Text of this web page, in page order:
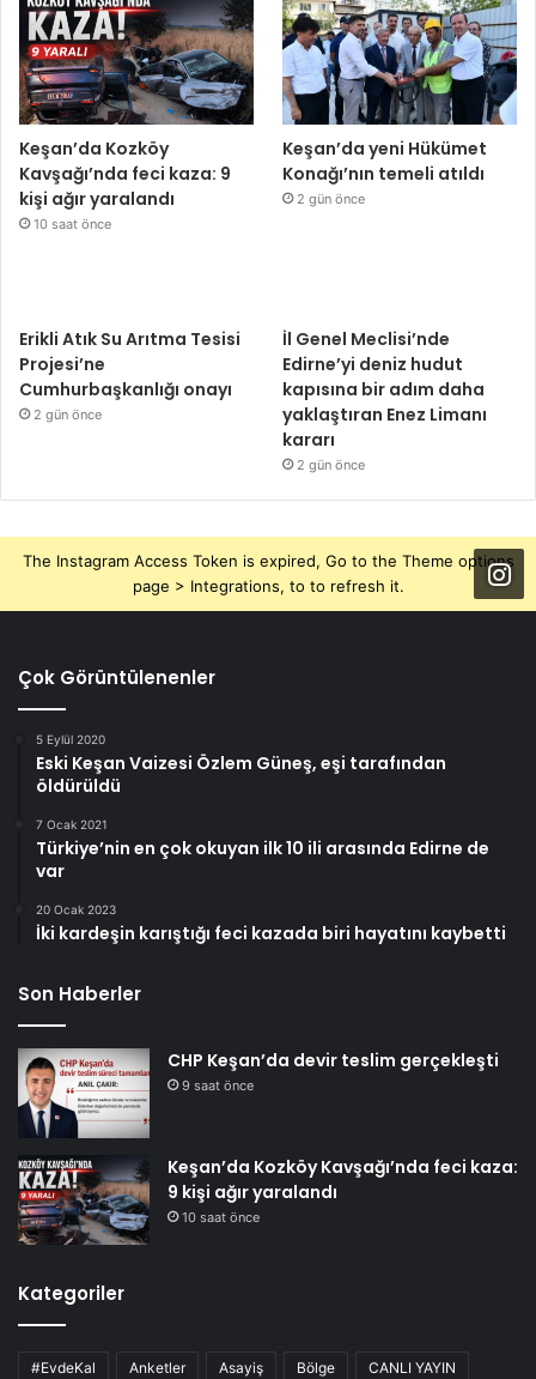
Keşan’da Kozköy
Kavşağı’nda feci kaza: 9
kişi ağır yaralandı
10 saat önce
Keşan’da yeni Hükümet
Konağı’nın temeli atıldı
2 gün önce
Erikli Atık Su Arıtma Tesisi
Projesi’ne
Cumhurbaşkanlığı onayı
2 gün önce
İl Genel Meclisi’nde
Edirne’yi deniz hudut
kapısına bir adım daha
yaklaştıran Enez Limanı
kararı
2 gün önce
The Instagram Access Token is expired, Go to the Theme options
page > Integrations, to to refresh it.
Çok Görüntülenenler
5 Eylül 2020
Eski Keşan Vaizesi Özlem Güneş, eşi tarafından
öldürüldü
7 Ocak 2021
Türkiye’nin en çok okuyan ilk 10 ili arasında Edirne de
var
20 Ocak 2023
İki kardeşin karıştığı feci kazada biri hayatını kaybetti
Son Haberler
CHP Keşan’da devir teslim gerçekleşti
9 saat önce
Keşan’da Kozköy Kavşağı’nda feci kaza:
9 kişi ağır yaralandı
10 saat önce
Kategoriler
#EvdeKal Anketler Asayiş Bölge CANLI YAYIN